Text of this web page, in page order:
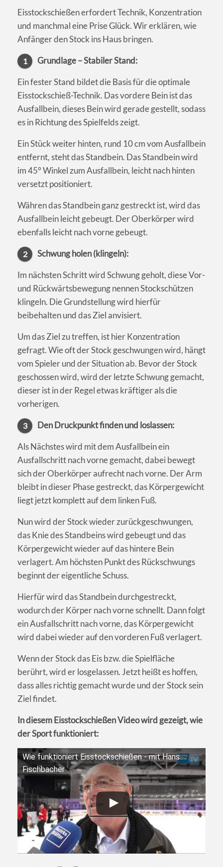
Eisstockschießen erfordert Technik, Konzentration
und manchmal eine Prise Glück. Wir erklären, wie
Anfänger den Stock ins Haus bringen.
1 Grundlage – Stabiler Stand:
Ein fester Stand bildet die Basis für die optimale
Eisstockschieß-Technik. Das vordere Bein ist das
Ausfallbein, dieses Bein wird gerade gestellt, sodass
es in Richtung des Spielfelds zeigt.
Ein Stück weiter hinten, rund 10 cm vom Ausfallbein
entfernt, steht das Standbein. Das Standbein wird
im 45° Winkel zum Ausfallbein, leicht nach hinten
versetzt positioniert.
Währen das Standbein ganz gestreckt ist, wird das
Ausfallbein leicht gebeugt. Der Oberkörper wird
ebenfalls leicht nach vorne gebeugt.
2 Schwung holen (klingeln):
Im nächsten Schritt wird Schwung geholt, diese Vor-
und Rückwärtsbewegung nennen Stockschützen
klingeln. Die Grundstellung wird hierfür
beibehalten und das Ziel anvisiert.
Um das Ziel zu treffen, ist hier Konzentration
gefragt. Wie oft der Stock geschwungen wird, hängt
vom Spieler und der Situation ab. Bevor der Stock
geschossen wird, wird der letzte Schwung gemacht,
dieser ist in der Regel etwas kräftiger als die
vorherigen.
3 Den Druckpunkt finden und loslassen:
Als Nächstes wird mit dem Ausfallbein ein
Ausfallschritt nach vorne gemacht, dabei bewegt
sich der Oberkörper aufrecht nach vorne. Der Arm
bleibt in dieser Phase gestreckt, das Körpergewicht
liegt jetzt komplett auf dem linken Fuß.
Nun wird der Stock wieder zurückgeschwungen,
das Knie des Standbeins wird gebeugt und das
Körpergewicht wieder auf das hintere Bein
verlagert. Am höchsten Punkt des Rückschwungs
beginnt der eigentliche Schuss.
Hierfür wird das Standbein durchgestreckt,
wodurch der Körper nach vorne schnellt. Dann folgt
ein Ausfallschritt nach vorne, das Körpergewicht
wird dabei wieder auf den vorderen Fuß verlagert.
Wenn der Stock das Eis bzw. die Spielfläche
berührt, wird er losgelassen. Jetzt heißt es hoffen,
dass alles richtig gemacht wurde und der Stock sein
Ziel findet.
In diesem Eisstockschießen Video wird gezeigt, wie
der Sport funktioniert:
Wie funktioniert Eisstockschießen - mit Hans
Fischbacher